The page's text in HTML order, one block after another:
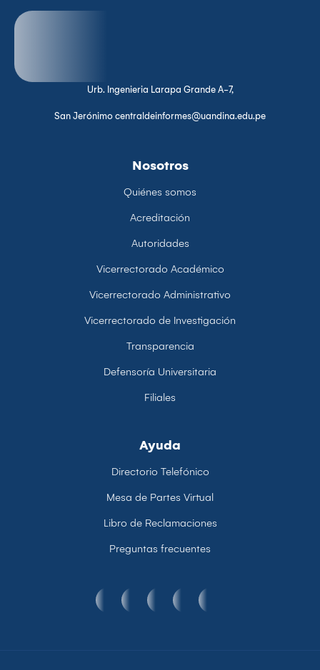
Urb. Ingenieria Larapa Grande A-7,
San Jerónimo centraldeinformes@uandina.edu.pe
Nosotros
Quiénes somos
Acreditación
Autoridades
Vicerrectorado Académico
Vicerrectorado Administrativo
Vicerrectorado de Investigación
Transparencia
Defensoría Universitaria
Filiales
Ayuda
Directorio Telefónico
Mesa de Partes Virtual
Libro de Reclamaciones
Preguntas frecuentes